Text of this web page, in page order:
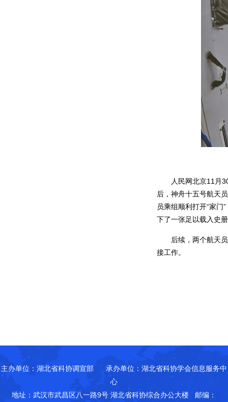
人民网北京11月
后，神舟十五号航天
员乘组顺利打开“家门
下了一张足以载入史
后续，两个航天
接工作。
主办单位：湖北省科协调宣部 承办单位：湖北省科协学会信息服务中
心
地址：武汉市武昌区八一路9号 湖北省科协综合办公大楼 邮编：